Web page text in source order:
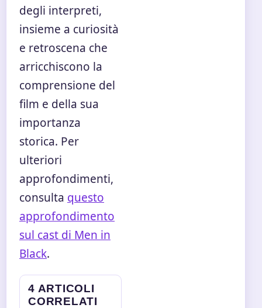
degli interpreti,
insieme a curiosità
e retroscena che
arricchiscono la
comprensione del
film e della sua
importanza
storica. Per
ulteriori
approfondimenti,
consulta questo
approfondimento
sul cast di Men in
Black.
4 ARTICOLI
CORRELATI